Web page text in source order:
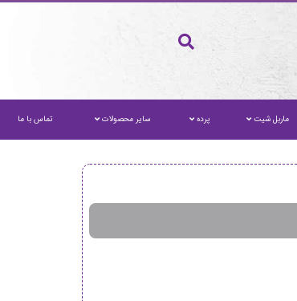
ماربل شیت پرده سایر محصولات تماس با ما